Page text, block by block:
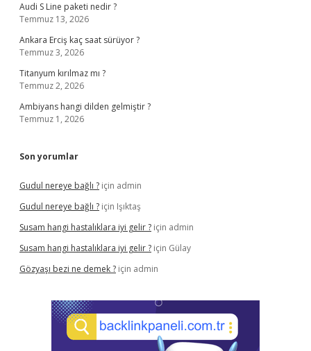
Audi S Line paketi nedir ?
Temmuz 13, 2026
Ankara Erciş kaç saat sürüyor ?
Temmuz 3, 2026
Titanyum kırılmaz mı ?
Temmuz 2, 2026
Ambiyans hangi dilden gelmiştir ?
Temmuz 1, 2026
Son yorumlar
Gudul nereye bağlı ? için admin
Gudul nereye bağlı ? için Işıktaş
Susam hangi hastalıklara iyi gelir ? için admin
Susam hangi hastalıklara iyi gelir ? için Gülay
Gözyaşı bezi ne demek ? için admin